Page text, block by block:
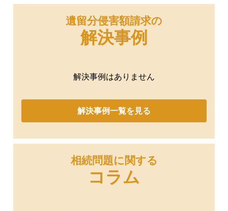
遺留分侵害額請求の
解決事例
解決事例はありません
解決事例一覧を見る
相続問題に関する
コラム